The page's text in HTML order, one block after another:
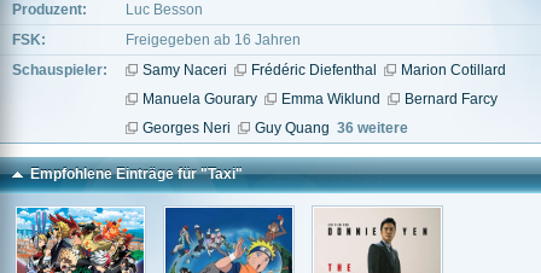
Produzent:
Luc Besson
FSK:
Freigegeben ab 16 Jahren
Schauspieler:
Samy Naceri Frédéric Diefenthal
Marion Cotillard
Manuela Gourary
Emma Wiklund
Bernard Farcy
Georges Neri
Guy Quang 36 weitere
Empfohlene Einträge für "Taxi"